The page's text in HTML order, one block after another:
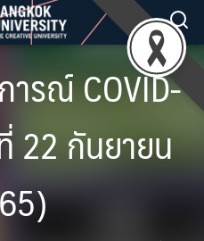
ารณ์ COVID-
22 กันยายน